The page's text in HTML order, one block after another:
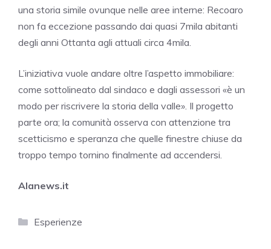
una storia simile ovunque nelle aree interne: Recoaro
non fa eccezione passando dai quasi 7mila abitanti
degli anni Ottanta agli attuali circa 4mila.
L’iniziativa vuole andare oltre l’aspetto immobiliare:
come sottolineato dal sindaco e dagli assessori «è un
modo per riscrivere la storia della valle». Il progetto
parte ora; la comunità osserva con attenzione tra
scetticismo e speranza che quelle finestre chiuse da
troppo tempo tornino finalmente ad accendersi.
Alanews.it
Categorie
Esperienze